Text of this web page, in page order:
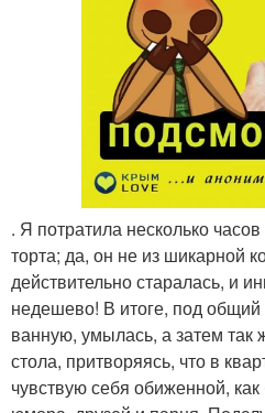
. Я потратила несколько
торта; да, он не из шикарной
действительно старалась, и
недешево! В итоге, под
ванную, умылась, а затем так
стола, притворяясь, что в
чувствую себя обиженной,